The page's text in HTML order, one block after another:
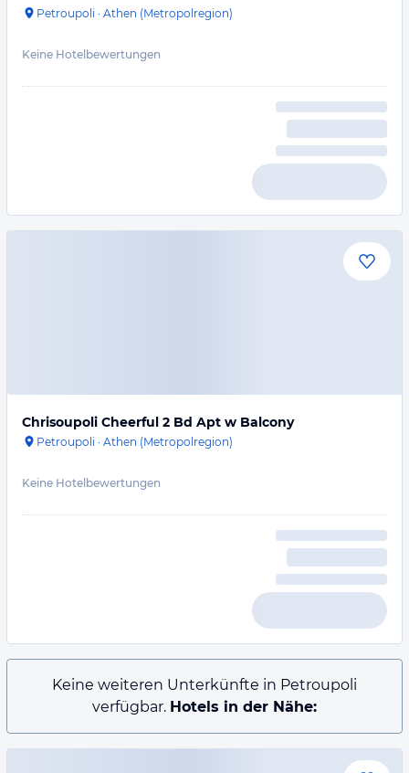
Petroupoli · Athen (Metropolregion)
Keine Hotelbewertungen
Chrisoupoli Cheerful 2 Bd Apt w Balcony
Petroupoli · Athen (Metropolregion)
Keine Hotelbewertungen
Keine weiteren Unterkünfte in Petroupoli
verfügbar. Hotels in der Nähe: